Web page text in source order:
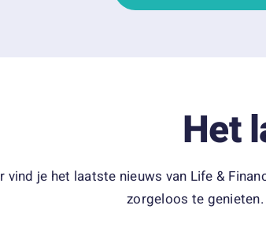
Het
vind je het laatste nieuws van Life &
zorgeloos te